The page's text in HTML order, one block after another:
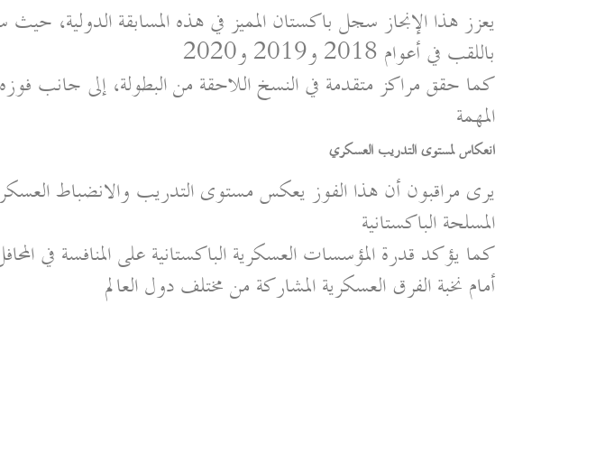
يعزز هذا الإنجاز سجل باكستان المميز في هذه المسابقة الدولية، حيث
باللقب في أعوام 2018 و2019 و2020
كما حقق مراكز متقدمة في النسخ اللاحقة من البطولة، إلى جانب فوزه
المهمة
انعكاس لمستوى التدريب العسكري
يرى مراقبون أن هذا الفوز يعكس مستوى التدريب والانضباط
المسلحة الباكستانية
كما يؤكد قدرة المؤسسات العسكرية الباكستانية على المنافسة في
أمام نخبة الفرق العسكرية المشاركة من مختلف دول العالم